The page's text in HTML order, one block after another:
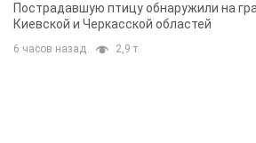
Пострадавшую птицу обнаружили на
Киевской и Черкасской областей
6 часов назад 2,9 т.